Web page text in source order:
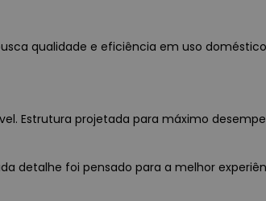
busca qualidade e eficiência em uso
Estrutura projetada para máximo
detalhe foi pensado para a melhor